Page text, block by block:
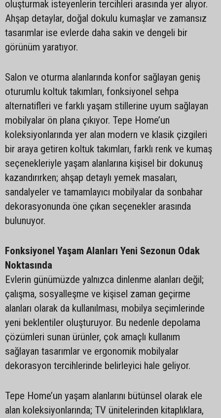
oluşturmak isteyenlerin tercihleri arasında yer alıyor.
Ahşap detaylar, doğal dokulu kumaşlar ve zamansız
tasarımlar ise evlerde daha sakin ve dengeli bir
görünüm yaratıyor.
Salon ve oturma alanlarında konfor sağlayan geniş
oturumlu koltuk takımları, fonksiyonel sehpa
alternatifleri ve farklı yaşam stillerine uyum sağlayan
mobilyalar ön plana çıkıyor. Tepe Home’un
koleksiyonlarında yer alan modern ve klasik çizgileri
bir araya getiren koltuk takımları, farklı renk ve kumaş
seçenekleriyle yaşam alanlarına kişisel bir dokunuş
kazandırırken; ahşap detaylı yemek masaları,
sandalyeler ve tamamlayıcı mobilyalar da sonbahar
dekorasyonunda öne çıkan seçenekler arasında
bulunuyor.
Fonksiyonel Yaşam Alanları Yeni Sezonun Odak
Noktasında
Evlerin günümüzde yalnızca dinlenme alanları değil;
çalışma, sosyalleşme ve kişisel zaman geçirme
alanları olarak da kullanılması, mobilya seçimlerinde
yeni beklentiler oluşturuyor. Bu nedenle depolama
çözümleri sunan ürünler, çok amaçlı kullanım
sağlayan tasarımlar ve ergonomik mobilyalar
dekorasyon tercihlerinde belirleyici hale geliyor.
Tepe Home’un yaşam alanlarını bütünsel olarak ele
alan koleksiyonlarında; TV ünitelerinden kitaplıklara,